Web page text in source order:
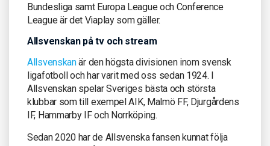
Bundesliga samt Europa League och Conference
League är det Viaplay som gäller.
Allsvenskan på tv och stream
Allsvenskanär den högsta divisionen inom svensk
ligafotboll och har varit med oss sedan 1924. I
Allsvenskan spelar Sveriges bästa och största
klubbar som till exempel AIK, Malmö FF, Djurgårdens
IF, Hammarby IF och Norrköping.
Sedan 2020 har de Allsvenska fansen kunnat följa